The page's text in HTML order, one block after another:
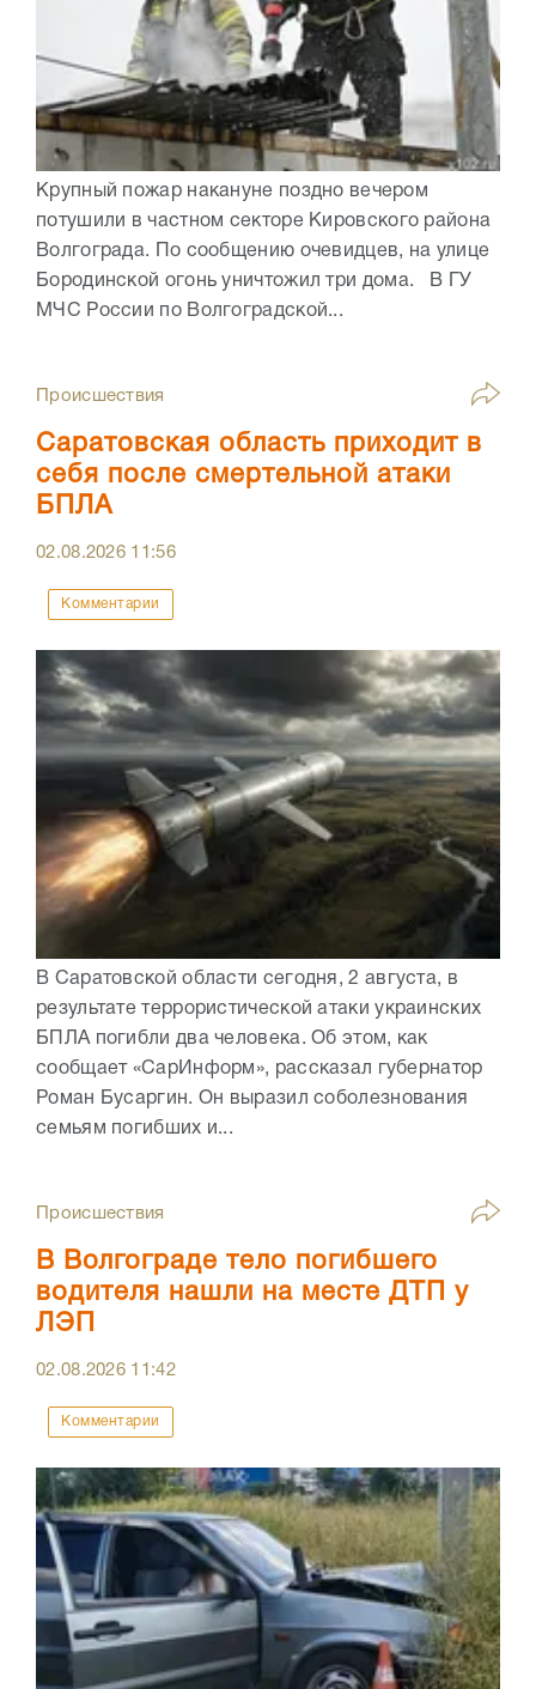
Крупный пожар накануне поздно вечером
потушили в частном секторе Кировского района
Волгограда. По сообщению очевидцев, на улице
Бородинской огонь уничтожил три дома. В ГУ
МЧС России по Волгоградской...
Происшествия
Саратовская область приходит в
себя после смертельной атаки
БПЛА
02.08.2026 11:56
Комментарии
В Саратовской области сегодня, 2 августа, в
результате террористической атаки украинских
БПЛА погибли два человека. Об этом, как
сообщает «СарИнформ», рассказал губернатор
Роман Бусаргин. Он выразил соболезнования
семьям погибших и...
Происшествия
В Волгограде тело погибшего
водителя нашли на месте ДТП у
ЛЭП
02.08.2026 11:42
Комментарии